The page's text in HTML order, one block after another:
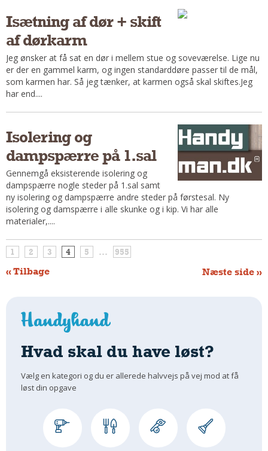
Isætning af dør + skift
af dørkarm
Jeg ønsker at få sat en dør i mellem stue og soveværelse. Lige nu
er der en gammel karm, og ingen standarddøre passer til de mål,
som karmen har. Så jeg tænker, at karmen også skal skiftes.Jeg
har end....
Isolering og
dampspærre på 1.sal
Gennemgå eksisterende isolering og
dampspærre nogle steder på 1.sal samt
ny isolering og dampspærre andre steder på førstesal. Ny
isolering og damspærre i alle skunke og i kip. Vi har alle
materialer,....
1 2 3 4 5 ... 955
« Tilbage Næste side »
Hvad skal du have løst?
Vælg en kategori og du er allerede halvvejs på vej mod at få
løst din opgave